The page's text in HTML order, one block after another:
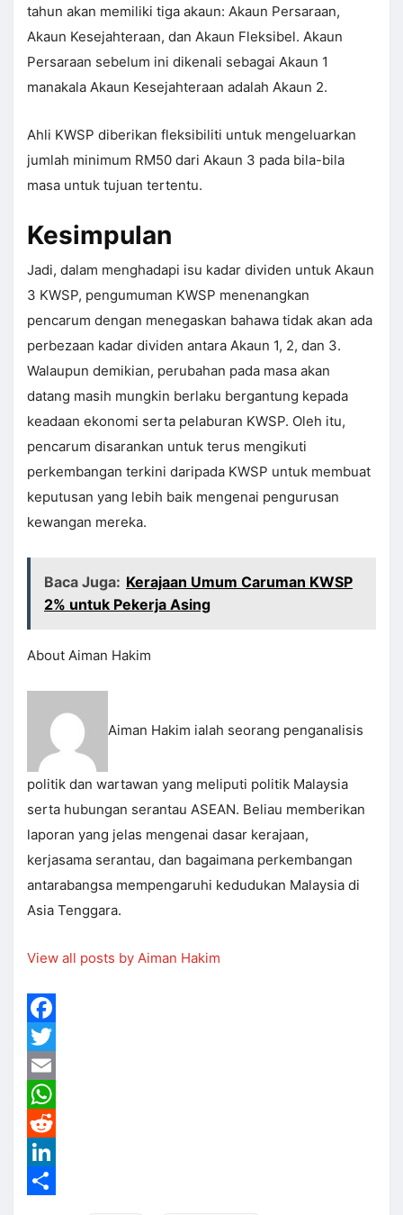
tahun akan memiliki tiga akaun: Akaun Persaraan,
Akaun Kesejahteraan, dan Akaun Fleksibel. Akaun
Persaraan sebelum ini dikenali sebagai Akaun 1
manakala Akaun Kesejahteraan adalah Akaun 2.
Ahli KWSP diberikan fleksibiliti untuk mengeluarkan
jumlah minimum RM50 dari Akaun 3 pada bila-bila
masa untuk tujuan tertentu.
Kesimpulan
Jadi, dalam menghadapi isu kadar dividen untuk Akaun
3 KWSP, pengumuman KWSP menenangkan
pencarum dengan menegaskan bahawa tidak akan ada
perbezaan kadar dividen antara Akaun 1, 2, dan 3.
Walaupun demikian, perubahan pada masa akan
datang masih mungkin berlaku bergantung kepada
keadaan ekonomi serta pelaburan KWSP. Oleh itu,
pencarum disarankan untuk terus mengikuti
perkembangan terkini daripada KWSP untuk membuat
keputusan yang lebih baik mengenai pengurusan
kewangan mereka.
Baca Juga: Kerajaan Umum Caruman KWSP
2% untuk Pekerja Asing
About Aiman Hakim
Aiman Hakim ialah seorang penganalisis
politik dan wartawan yang meliputi politik Malaysia
serta hubungan serantau ASEAN. Beliau memberikan
laporan yang jelas mengenai dasar kerajaan,
kerjasama serantau, dan bagaimana perkembangan
antarabangsa mempengaruhi kedudukan Malaysia di
Asia Tenggara.
View all posts by Aiman Hakim
Facebook
Twitter
Email
WhatsApp
Reddit
LinkedIn